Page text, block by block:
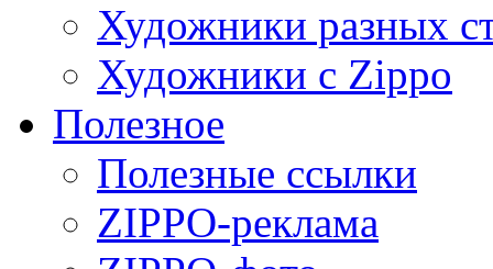
Художники разных
Художники с Zippo
Полезное
Полезные ссылки
ZIPPO-реклама